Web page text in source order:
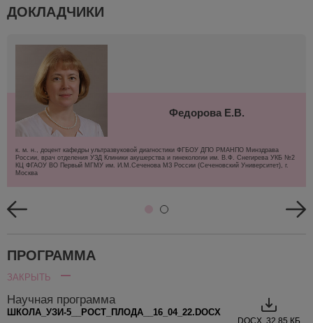
ДОКЛАДЧИКИ
Федорова Е.В.
к. м. н., доцент кафедры ультразвуковой диагностики ФГБОУ ДПО РМАНПО Минздрава
России, врач отделения УЗД Клиники акушерства и гинекологии им. В.Ф. Снегирева УКБ №2
КЦ ФГАОУ ВО Первый МГМУ им. И.М.Сеченова МЗ России (Сеченовский Университет), г.
Москва
ПРОГРАММА
ЗАКРЫТЬ
Научная программа
ШКОЛА_УЗИ-5__РОСТ_ПЛОДА__16_04_22.DOCX
DOCX, 32.85 КБ